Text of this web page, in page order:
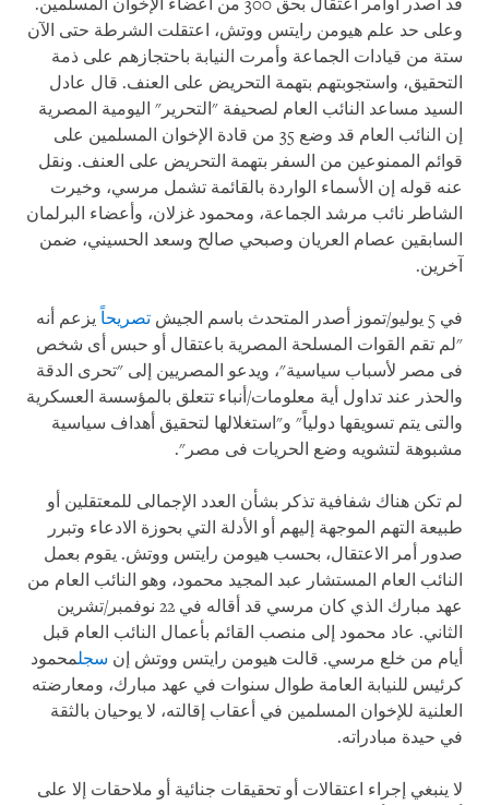
قد أصدر أوامر اعتقال بحق 300 من أعضاء الإخوان المسلمين.
وعلى حد علم هيومن رايتس ووتش، اعتقلت الشرطة حتى الآن
ستة من قيادات الجماعة وأمرت النيابة باحتجازهم على ذمة
التحقيق، واستجوبتهم بتهمة التحريض على العنف. قال عادل
السيد مساعد النائب العام لصحيفة "التحرير" اليومية المصرية
إن النائب العام قد وضع 35 من قادة الإخوان المسلمين على
قوائم الممنوعين من السفر بتهمة التحريض على العنف. ونقل
عنه قوله إن الأسماء الواردة بالقائمة تشمل مرسي، وخيرت
الشاطر نائب مرشد الجماعة، ومحمود غزلان، وأعضاء البرلمان
السابقين عصام العريان وصبحي صالح وسعد الحسيني، ضمن
آخرين.
في 5 يوليو/تموز أصدر المتحدث باسم الجيش تصريحاً يزعم أنه
"لم تقم القوات المسلحة المصرية باعتقال أو حبس أى شخص
فى مصر لأسباب سياسية"، ويدعو المصريين إلى "تحرى الدقة
والحذر عند تداول أية معلومات/أنباء تتعلق بالمؤسسة العسكرية
والتى يتم تسويقها دولياً" و"استغلالها لتحقيق أهداف سياسية
مشبوهة لتشويه وضع الحريات فى مصر".
لم تكن هناك شفافية تذكر بشأن العدد الإجمالى للمعتقلين أو
طبيعة التهم الموجهة إليهم أو الأدلة التي بحوزة الادعاء وتبرر
صدور أمر الاعتقال، بحسب هيومن رايتس ووتش. يقوم بعمل
النائب العام المستشار عبد المجيد محمود، وهو النائب العام من
عهد مبارك الذي كان مرسي قد أقاله في 22 نوفمبر/تشرين
الثاني. عاد محمود إلى منصب القائم بأعمال النائب العام قبل
أيام من خلع مرسي. قالت هيومن رايتس ووتش إن سجلمحمود
كرئيس للنيابة العامة طوال سنوات في عهد مبارك، ومعارضته
العلنية للإخوان المسلمين في أعقاب إقالته، لا يوحيان بالثقة
في حيدة مبادراته.
لا ينبغي إجراء اعتقالات أو تحقيقات جنائية أو ملاحقات إلا على